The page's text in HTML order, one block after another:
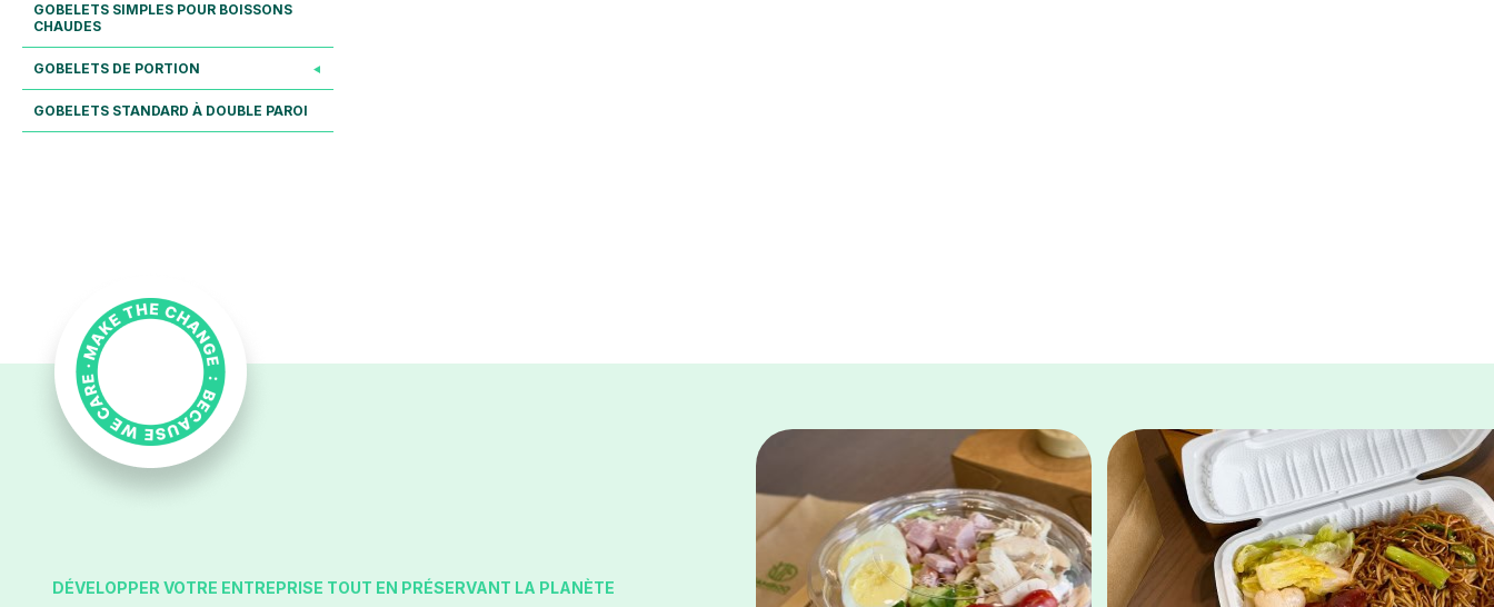
GOBELETS SIMPLES POUR BOISSONS
CHAUDES
GOBELETS DE PORTION
GOBELETS STANDARD À DOUBLE PAROI
DÉVELOPPER VOTRE ENTREPRISE TOUT EN PRÉSERVANT LA PLANÈTE